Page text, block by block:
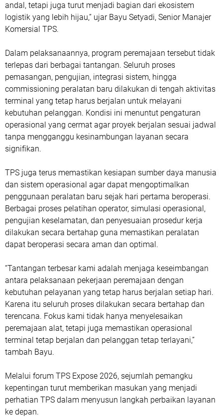
andal, tetapi juga turut menjadi bagian dari ekosistem
logistik yang lebih hijau,” ujar Bayu Setyadi, Senior Manajer
Komersial TPS.
Dalam pelaksanaannya, program peremajaan tersebut tidak
terlepas dari berbagai tantangan. Seluruh proses
pemasangan, pengujian, integrasi sistem, hingga
commissioning peralatan baru dilakukan di tengah aktivitas
terminal yang tetap harus berjalan untuk melayani
kebutuhan pelanggan. Kondisi ini menuntut pengaturan
operasional yang cermat agar proyek berjalan sesuai jadwal
tanpa mengganggu kesinambungan layanan secara
signifikan.
TPS juga terus memastikan kesiapan sumber daya manusia
dan sistem operasional agar dapat mengoptimalkan
penggunaan peralatan baru sejak hari pertama beroperasi.
Berbagai proses pelatihan operator, simulasi operasional,
pengujian keselamatan, dan penyesuaian prosedur kerja
dilakukan secara bertahap guna memastikan peralatan
dapat beroperasi secara aman dan optimal.
“Tantangan terbesar kami adalah menjaga keseimbangan
antara pelaksanaan pekerjaan peremajaan dengan
kebutuhan pelayanan yang tetap harus berjalan setiap hari.
Karena itu seluruh proses dilakukan secara bertahap dan
terencana. Fokus kami tidak hanya menyelesaikan
peremajaan alat, tetapi juga memastikan operasional
terminal tetap berjalan dan pelanggan tetap terlayani,”
tambah Bayu.
Melalui forum TPS Expose 2026, sejumlah pemangku
kepentingan turut memberikan masukan yang menjadi
perhatian TPS dalam menyusun langkah perbaikan layanan
ke depan.